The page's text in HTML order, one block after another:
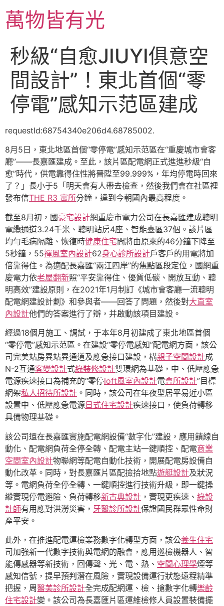
主萬物皆有光
秒級“自愈JIUYI俱意空
間設計”！東北首個“零
停電”感知示范區建成
requestId:68754340e206d4.68785002.
8月5日，東北地區首個“零停電”感知示范區在“重慶城市會客
廳”——長嘉匯建成。至此，該片區配電網正式進進秒級“自
愈”時代，供電靠得住性將晉陞至99.999%，年均停電時回來
了？」長小于5「明天會有人帶去檢查，然後我們會在社區裡
發布信THE R3 寓所分鐘，達到今朝國內最高程度。
截至8月初，國豪宅設計網重慶市電力公司在長嘉匯建成聰明
電纜通道3.24千米、聰明站房4座、智能臺區37個。該片區
均勻毛病隔離、恢復時健康住宅間將由原來的46分鐘下降至
5秒鐘，55禪風室內設計62身心診所設計戶客戶的用電將加
倍靠得住。為適配長嘉匯“兩江四岸”的焦點區段定位，國網重
慶電力依老屋翻新照“平安靠得住、優質低碳、開放互動、聰
明高效”建設原則，在2021年1月制訂《城市會客廳一流聰明
配電網建設計劃》和參與者——回答了問題，然後對大直室
內設計他們的答案進行了辯，并啟動該項目建設。
經過18個月施工、調試，于本年8月初建成了東北地區首個
“零停電”感知示范區。在建設“零停電感知”配電網方面，該公
司完美站房異站異通道及應急接口建設，構親子空間設計成
N-2互通客變設計式綠裝修設計雙環網為基礎，中、低壓應急
電源疾速接口為補充的“零停loft風室內設計電會所設計”目標
網架私人招待所設計 。同時，該公司在年夜型居平易近小區
設置中、低壓應急電源 日式住宅設計疾速接口，使負荷轉移
具備物理基礎。
該公司還在長嘉匯實施配電網設備“數字化”建設，應用饋線自
動化、配電網負荷全停全轉、配電主站一鍵順控、配電商業
空間室內設計物聯網等配電自動化技術，開展配電房設備自
動化改革。同時，對長嘉匯片區配撿拾地點遊艇設計及狀況
等。電網負荷全停全轉、一鍵順控進行技術升級，即一鍵操
縱實現停電避險、負荷轉移新古典設計 ，實現更疾速、 綠設
計師有用應對洪澇災害， 牙醫診所設計保證國民群眾性命財
產平安。
此外，在推進配電運檢業務數字化轉型方面，該公養生住宅
司加強新一代數字技術與電網的融會，應用巡檢機器人、智
能傳感器等新技術，回傳聲、光、電、熱、 空間心理學煙等
感知信號，提早預判潛在風險，實現設備運行狀態遠程精準
把握，周醫美診所設計全完成配網運、檢、搶數字化轉樂齡
住宅設計變。該公司為長嘉匯片區運維檢修人員設置裝備擺